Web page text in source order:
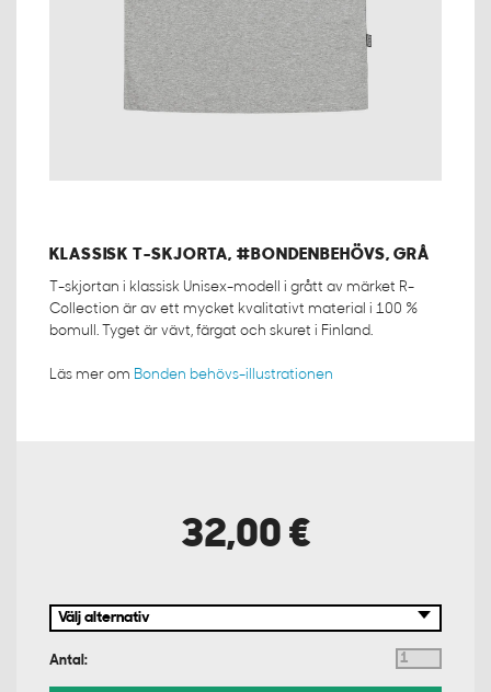
KLASSISK T-SKJORTA, #BONDENBEHÖVS, GRÅ
T-skjortan i klassisk Unisex-modell i grått av märket R-
Collection är av ett mycket kvalitativt material i 100 %
bomull. Tyget är vävt, färgat och skuret i Finland.
Läs mer om Bonden behövs-illustrationen
32,00 €
Antal: